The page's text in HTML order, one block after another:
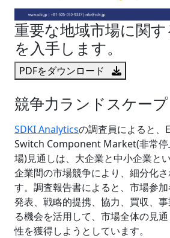
重要な地域市場に関
を入手します。
PDFをダウンロード
競争力ランドスケープ
SDKI Analyticsの調査員によると
Switch Component Market(非常停
場)見通しは、大企業と中小企業と
企業間の市場競争により、細分化
す。調査報告書によると、市場参
発表、戦略的提携、協力、買収、
る機会を活用して、市場全体の見
性を獲得しようとしています。